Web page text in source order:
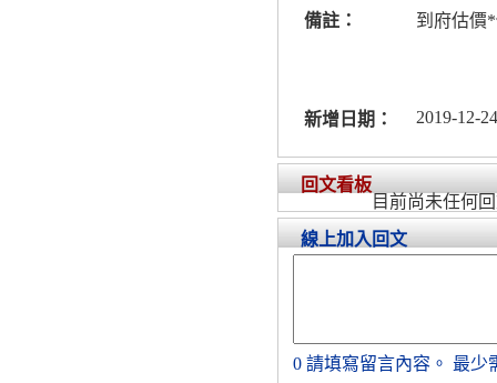
備註：
到府估價
新增日期： 2019-12-
回文看板
目前尚未任何
線上加入回文
0 請填寫留言內容。 最少